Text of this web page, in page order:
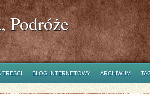
Podróże
TREŚCI BLOG INTERNETOWY ARCHIWUM